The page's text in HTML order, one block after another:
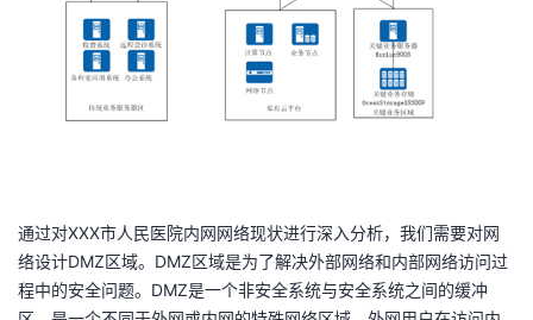
的
我
技
术
的
云
通过对XXX市人民医院内网网络现状进行深入分析，我们需要对网
络设计DMZ区域。DMZ区域是为了解决外部网络和内部网络访问过
程中的安全问题。DMZ是一个非安全系统与安全系统之间的缓冲